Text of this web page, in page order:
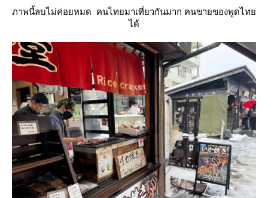
ภาพนี้ลบไม่ค่อยหมด คนไทยมาเที่ยวกันมาก คนขายของพูดไท
ได้